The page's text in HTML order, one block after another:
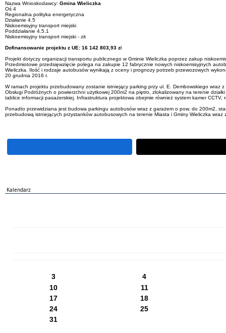
Nazwa Wnioskodawcy: Gmina Wieliczka
Oś 4
Regionalna polityka energetyczna
Działanie 4.5
Niskoemisyjny transport miejski
Poddziałanie 4.5.1
Niskoemisyjny transport miejski - zit
Dofinansowanie projektu z UE: 16 142 803,93 zł
Projekt dotyczy organizacji transportu publicznego w Gminie Wieliczka poprzez zakup
Przedmiotowe przedsięwzięcie polega na zakupie 12 fabrycznie nowych niskoemisyjnych
Wieliczka. Ilość i rodzaje autobusów wynikają z oceny i prognozy potrzeb przewozowych
20 grudnia 2016 r.
W ramach projektu przebudowany zostanie istniejący parking przy ul. E. Dembowskiego
Obsługi Podróżnych o powierzchni użytkowej 200m2 na piętro, zlokalizowany na terenie
tablice informacji pasażerskiej. Infrastruktura projektowa obejmie również system kamer
Ponadto przewidziana jest budowa parkingu autobusów wraz z garażem o pow. do 200m2,
przebudową istniejących przystanków autobusowych na terenie Miasta i Gminy Wieliczka
Kalendarz
3
4
10
11
17
18
24
25
31